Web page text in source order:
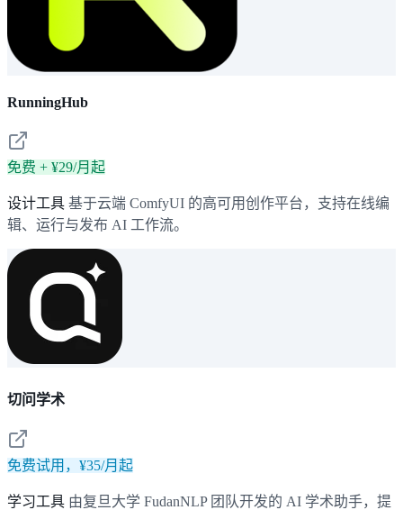
RunningHub
免费 + ¥29/月起
设计工具 基于云端 ComfyUI 的高可用创作平台，支持在线编
辑、运行与发布 AI 工作流。
切问学术
免费试用，¥35/月起
学习工具 由复旦大学 FudanNLP 团队开发的 AI 学术助手，提